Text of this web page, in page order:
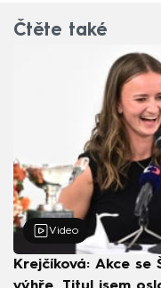
Čtěte také
Video
Krejčíková: Akce